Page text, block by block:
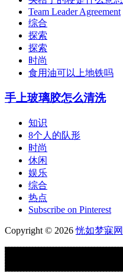
Team Leader Agreement
综合
探索
探索
时尚
食用油可以上地铁吗
手上玻璃胶怎么清洗
知识
8个人的队形
时尚
休闲
娱乐
综合
热点
Subscribe on Pinterest
Copyright © 2026恍如梦寐网